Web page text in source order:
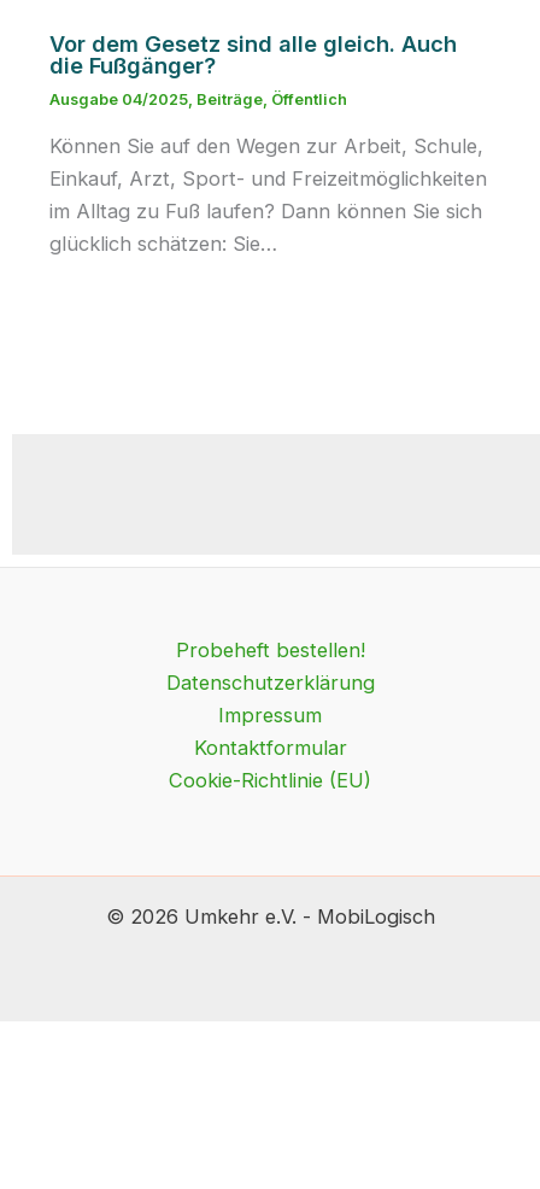
Vor dem Gesetz sind alle gleich. Auch
die Fußgänger?
Ausgabe 04/2025 Beiträge Öffentlich
Können Sie auf den Wegen zur Arbeit, Schule,
Einkauf, Arzt, Sport- und Freizeitmöglichkeiten
im Alltag zu Fuß laufen? Dann können Sie sich
glücklich schätzen: Sie…
Probeheft bestellen!
Datenschutzerklärung
Impressum
Kontaktformular
Cookie-Richtlinie (EU)
© 2026 Umkehr e.V. - MobiLogisch